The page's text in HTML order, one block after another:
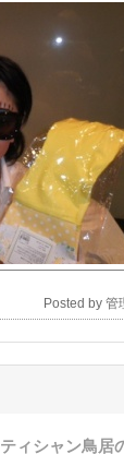
Posted by
ィシャン鳥居